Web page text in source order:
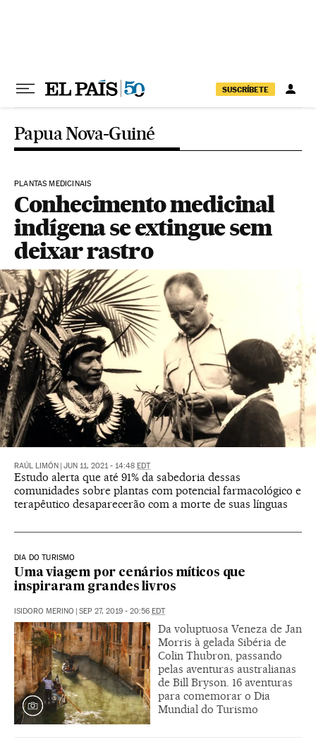
SUSCRÍBETE
Papua Nova-Guiné
PLANTAS MEDICINAIS
Conhecimento medicinal
indígena se extingue sem
deixar rastro
RAÚL LIMÓN JUN 11, 2021 - 14:48 EDT
Estudo alerta que até 91% da sabedoria dessas
comunidades sobre plantas com potencial farmacológico e
terapêutico desaparecerão com a morte de suas línguas
DIA DO TURISMO
Uma viagem por cenários míticos que
inspiraram grandes livros
ISIDORO MERINO SEP 27, 2019 - 20:56 EDT
Da voluptuosa Veneza de Jan
Morris à gelada Sibéria de
Colin Thubron, passando
pelas aventuras australianas
de Bill Bryson. 16 aventuras
para comemorar o Dia
Mundial do Turismo